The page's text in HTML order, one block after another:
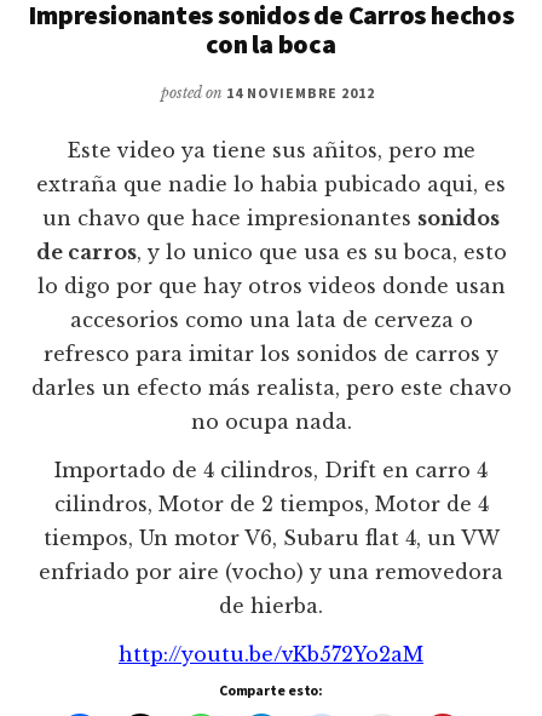
Impresionantes sonidos de Carros hechos
con la boca
posted on 14 NOVIEMBRE 2012
Este video ya tiene sus añitos, pero me
extraña que nadie lo habia pubicado aqui, es
un chavo que hace impresionantes sonidos
de carros, y lo unico que usa es su boca, esto
lo digo por que hay otros videos donde usan
accesorios como una lata de cerveza o
refresco para imitar los sonidos de carros y
darles un efecto más realista, pero este chavo
no ocupa nada.
Importado de 4 cilindros, Drift en carro 4
cilindros, Motor de 2 tiempos, Motor de 4
tiempos, Un motor V6, Subaru flat 4, un VW
enfriado por aire (vocho) y una removedora
de hierba.
http://youtu.be/vKb572Yo2aM
Comparte esto: